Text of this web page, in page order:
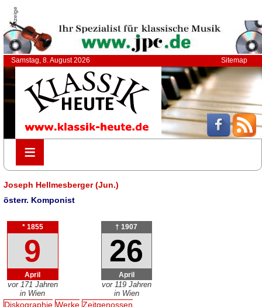
Anzeige
Samstag, 8. August 2026 Sitemap
≡
≡
Joseph Hellmesberger (Jun.)
österr. Komponist
* 1855
9
April
vor 171 Jahren
in Wien
† 1907
26
April
vor 119 Jahren
in Wien
Diskographie Werke Zeitgenossen